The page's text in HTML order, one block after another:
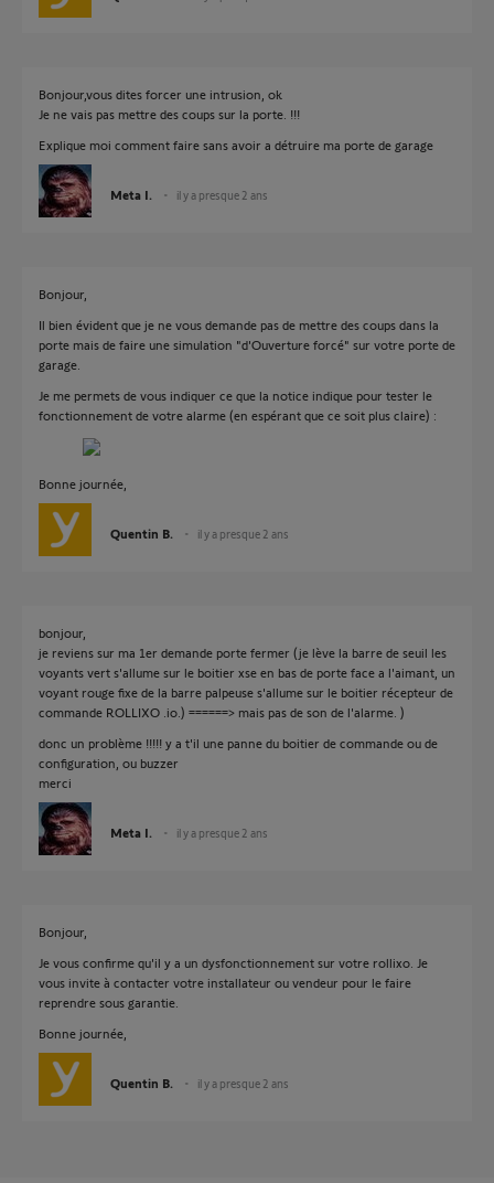
Bonjour,vous dites forcer une intrusion, ok
Je ne vais pas mettre des coups sur la porte. !!!
Explique moi comment faire sans avoir a détruire ma porte de garage
Meta I. il y a presque 2 ans
Bonjour,
Il bien évident que je ne vous demande pas de mettre des coups dans la
porte mais de faire une simulation "d'Ouverture forcé" sur votre porte de
garage.
Je me permets de vous indiquer ce que la notice indique pour tester le
fonctionnement de votre alarme (en espérant que ce soit plus claire) :
Bonne journée,
Quentin B. il y a presque 2 ans
bonjour,
je reviens sur ma 1er demande porte fermer (je lève la barre de seuil les
voyants vert s'allume sur le boitier xse en bas de porte face a l'aimant, un
voyant rouge fixe de la barre palpeuse s'allume sur le boitier récepteur de
commande ROLLIXO .io.) ======> mais pas de son de l'alarme. )
donc un problème !!!!! y a t'il une panne du boitier de commande ou de
configuration, ou buzzer
merci
Meta I. il y a presque 2 ans
Bonjour,
Je vous confirme qu'il y a un dysfonctionnement sur votre rollixo. Je
vous invite à contacter votre installateur ou vendeur pour le faire
reprendre sous garantie.
Bonne journée,
Quentin B. il y a presque 2 ans